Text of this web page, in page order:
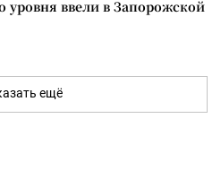
уровня ввели в Запорожской
ещё